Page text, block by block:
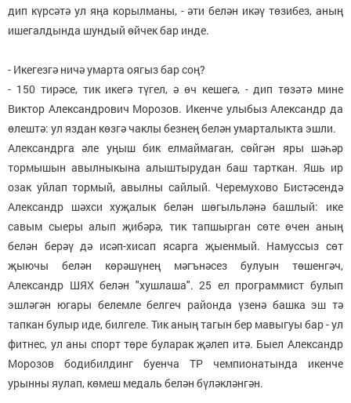
дип күрсәтә ул яңа корылманы, - әти белән икәү төзибез, аның
ишегалдында шундый өйчек бар инде.
- Икегезгә ничә умарта оягыз бар соң?
- 150 тирәсе, тик икегә түгел, ә өч кешегә, - дип төзәтә мине
Виктор Александрович Морозов. Икенче улыбыз Александр да
өлештә: ул яздан көзгә чаклы безнең белән умарталыкта эшли.
Александрга әле уңыш бик елмаймаган, сөйгән яры шәһәр
тормышын авылныкына алыштырудан баш тарткан. Яшь ир
озак уйлап тормый, авылны сайлый. Черемухово Бистәсендә
Александр шәхси хуҗалык белән шөгыльләнә башлый: ике
савым сыеры алып җибәрә, тик тапшырган сөте өчен аның
белән берәү дә исәп-хисап ясарга җыенмый. Намуссыз сөт
җыючы белән көрәшүнең мәгънәсез булуын төшенгәч,
Александр ШЯХ белән "хушлаша". 25 ел программист булып
эшләгән югары белемле белгеч районда үзенә башка эш тә
тапкан булыр иде, билгеле. Тик аның тагын бер мавыгуы бар - ул
фитнес, ул аны спорт төре буларак җәлеп итә. Быел Александр
Морозов бодибилдинг буенча ТР чемпионатында икенче
урынны яулап, көмеш медаль белән бүләкләнгән.